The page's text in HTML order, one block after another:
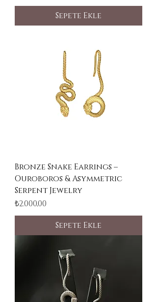
Sepete Ekle
Bronze Snake Earrings –
Ouroboros & Asymmetric
Serpent Jewelry
Fiyat
₺2.000,00
Sepete Ekle